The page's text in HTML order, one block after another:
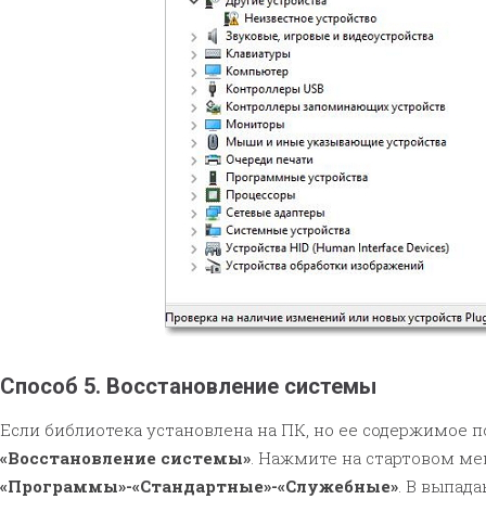
Способ 5. Восстановление системы
Если библиотека установлена на ПК, но ее содержимое
«Восстановление системы». Нажмите на стартовом
«Программы»-«Стандартные»-«Служебные». В